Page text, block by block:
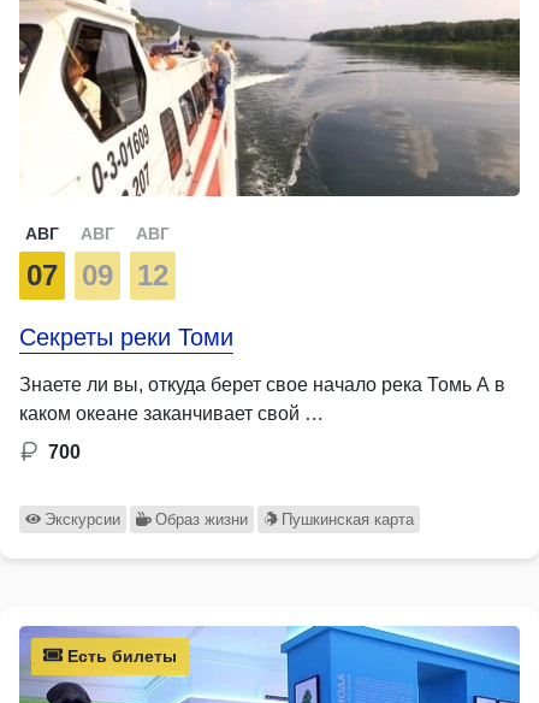
АВГ
07
АВГ
09
АВГ
12
Секреты реки Томи
Знаете ли вы, откуда берет свое начало река Томь А в
каком океане заканчивает свой …
700
Экскурсии Образ жизни Пушкинская карта
Есть билеты